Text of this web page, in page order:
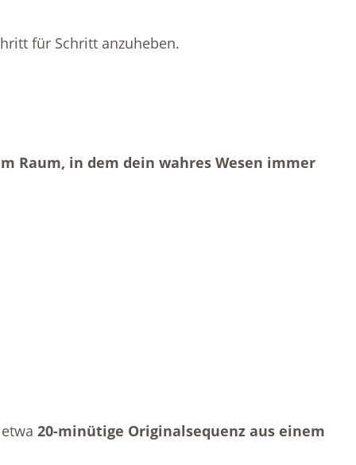
für Schritt anzuheben.
Raum, in dem dein wahres Wesen immer
20-minütige Originalsequenz aus einem